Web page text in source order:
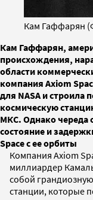
Кам Гаффарян
Кам Гаффарян,
происхождения,
области
компания Axiom
для NASA и строила
космическую
МКС. Однако череда
состояние и
Space с ее орбиты
Компания Axiom
миллиардер
собой
станции, которые